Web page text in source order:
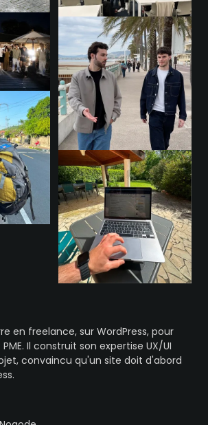
en freelance, sur WordPress, pour
Il construit son expertise UX/UI
convaincu qu'un site doit d'abord